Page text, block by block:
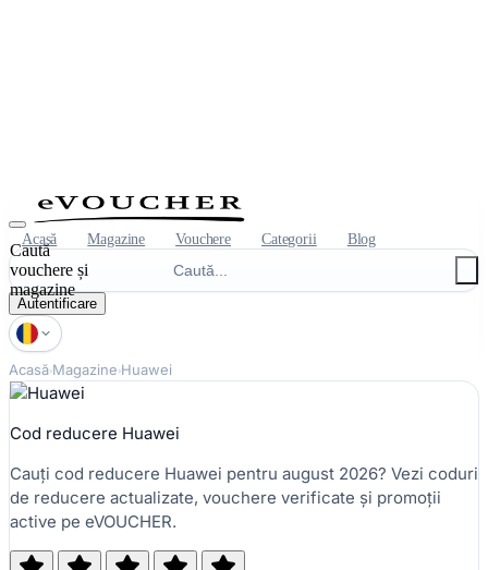
Acasă Magazine Vouchere Categorii Blog
Caută
vouchere și
magazine
Autentificare
Acasă Magazine Huawei
Cod reducere Huawei
Cauți cod reducere Huawei pentru august 2026? Vezi coduri
de reducere actualizate, vouchere verificate și promoții
active pe eVOUCHER.